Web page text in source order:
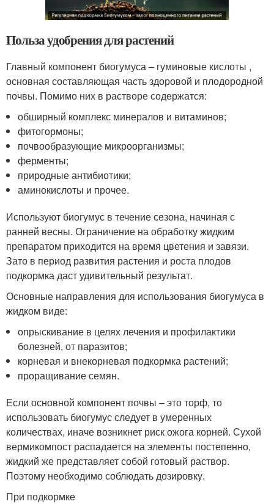
Польза удобрения для растений
Главный компонент биогумуса – гуминовые кислоты ,
основная составляющая часть здоровой и плодородной
почвы. Помимо них в растворе содержатся:
обширный комплекс минералов и витаминов;
фитогормоны;
почвообразующие микроорганизмы;
ферменты;
природные антибиотики;
аминокислоты и прочее.
Используют биогумус в течение сезона, начиная с
ранней весны. Ограничение на обработку жидким
препаратом приходится на время цветения и завязи.
Зато в период развития растения и роста плодов
подкормка даст удивительный результат.
Основные направления для использования биогумуса в
жидком виде:
опрыскивание в целях лечения и профилактики
болезней, от паразитов;
корневая и внекорневая подкормка растений;
проращивание семян.
Если основной компонент почвы – это торф, то
использовать биогумус следует в умеренных
количествах, иначе возникнет риск ожога корней. Сухой
вермикомпост распадается на элементы постепенно,
жидкий же представляет собой готовый раствор.
Поэтому необходимо соблюдать дозировку.
При подкормке